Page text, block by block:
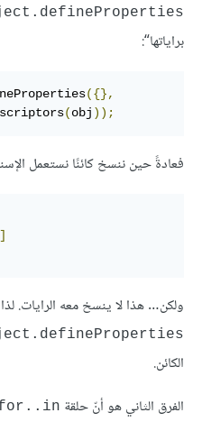
براياتها“:
({},
(obj ));
فعادةً حين ننسخ كائنًا نستعمل
]
ولكن… هذا لا ينسخ معه الرايات.
الكائن.
الفرق الثاني هو أنّ حلقة